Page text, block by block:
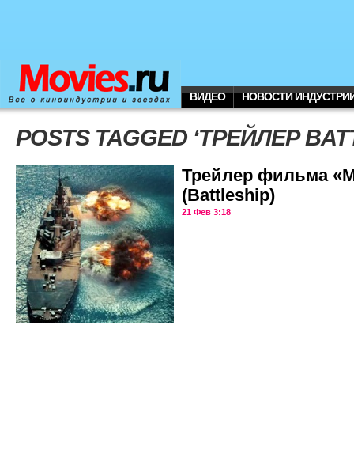
ВИДЕО НОВОСТИ
POSTS TAGGED ‘ТРЕЙЛЕР
Трейлер фильма
(Battleship)
21 Фев 3:18